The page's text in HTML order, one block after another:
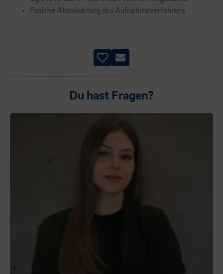
Positive Absolvierung des Aufnahmeverfahrens
Du hast Fragen?